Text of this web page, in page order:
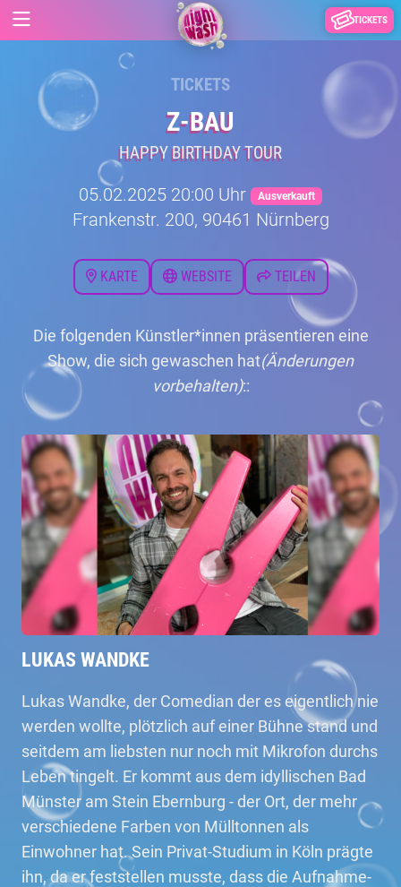
TICKETS
TICKETS
Z-BAU
HAPPY BIRTHDAY TOUR
05.02.2025 20:00 Uhr Ausverkauft
Frankenstr. 200, 90461 Nürnberg
KARTE WEBSITE TEILEN
Die folgenden Künstler*innen präsentieren eine
Show, die sich gewaschen hat(Änderungen
vorbehalten)::
LUKAS WANDKE
Lukas Wandke, der Comedian der es eigentlich nie
werden wollte, plötzlich auf einer Bühne stand und
seitdem am liebsten nur noch mit Mikrofon durchs
Leben tingelt. Er kommt aus dem idyllischen Bad
Münster am Stein Ebernburg - der Ort, der mehr
verschiedene Farben von Mülltonnen als
Einwohner hat. Sein Privat-Studium in Köln prägte
ihn, da er feststellen musste, dass die Aufnahme-